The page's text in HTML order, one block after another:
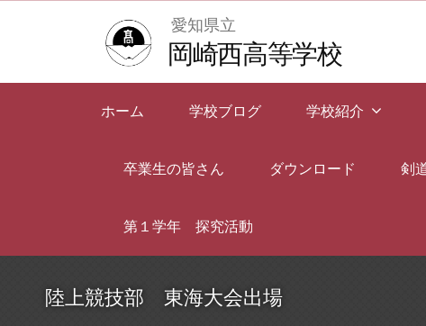
愛知県立
岡崎西高等学校
ホーム 学校ブログ 学校紹介
卒業生の皆さん ダウンロード 剣
第１学年 探究活動
陸上競技部 東海大会出場